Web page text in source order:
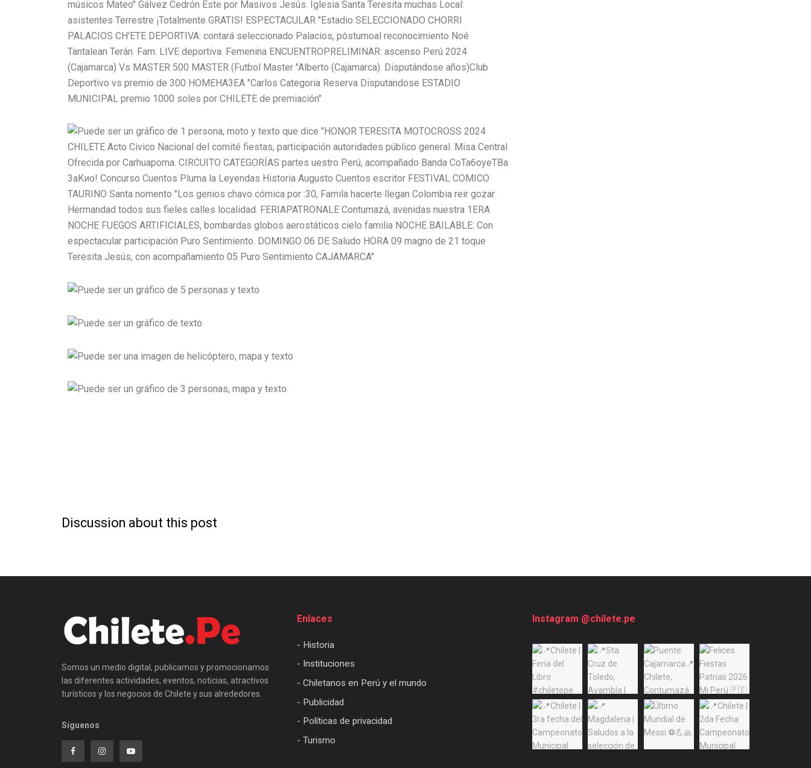
Discussion about this post
Somos un medio digital, publicamos y promocionamos
las diferentes actividades, eventos, noticias, atractivos
turísticos y los negocios de Chilete y sus alrededores.
Síguenos
Enlaces
- Historia
- Instituciones
- Chiletanos en Perú y el mundo
- Publicidad
- Políticas de privacidad
- Turismo
Instagram @chilete.pe